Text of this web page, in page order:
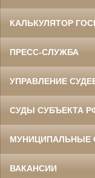
КАЛЬКУЛЯТОР
ПРЕСС-СЛУЖБА
УПРАВЛЕНИЕ
СУДЫ СУБЪЕКТА
МУНИЦИПАЛЬНЫЕ
ВАКАНСИИ